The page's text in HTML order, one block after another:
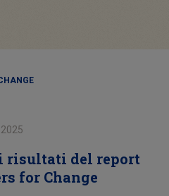
risultati del report
for Change